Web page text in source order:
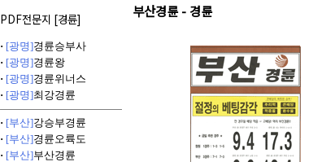
PDF전문지 [경륜]
· [광명]경륜승부사
· [광명]경륜왕
· [광명]경륜위너스
· [광명]최강경륜
· [부산]강승부경륜
· [부산]경륜오륙도
· [부산]부산경륜
부산경륜 - 경륜